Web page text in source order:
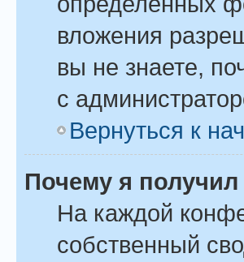
вложения
вы не знаете,
с
Вернуться к
Почему я
На каждой
собственный